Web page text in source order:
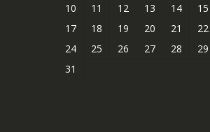
10
11 12 13 14 15
17
18 19 20 21 22
24
25 26 27 28 29
31